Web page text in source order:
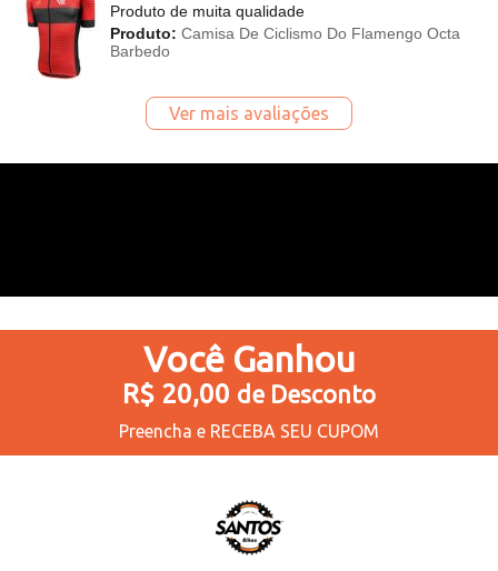
Produto de muita qualidade
Produto: Camisa De Ciclismo Do Flamengo Octa
Barbedo
Ver mais avaliações
Você Ganhou
R$ 20,00 de Desconto
Preencha e RECEBA SEU CUPOM